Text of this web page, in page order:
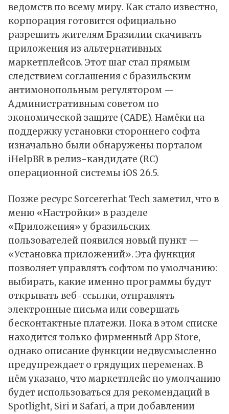
ведомств по всему миру. Как стало известно,
корпорация готовится официально
разрешить жителям Бразилии скачивать
приложения из альтернативных
маркетплейсов. Этот шаг стал прямым
следствием соглашения с бразильским
антимонопольным регулятором —
Административным советом по
экономической защите (CADE). Намёки на
поддержку установки стороннего софта
изначально были обнаружены порталом
iHelpBR в релиз-кандидате (RC)
операционной системы iOS 26.5.
Позже ресурс Sorcererhat Tech заметил, что в
меню «Настройки» в разделе
«Приложения» у бразильских
пользователей появился новый пункт —
«Установка приложений». Эта функция
позволяет управлять софтом по умолчанию:
выбирать, какие именно программы будут
открывать веб-ссылки, отправлять
электронные письма или совершать
бесконтактные платежи. Пока в этом списке
находится только фирменный App Store,
однако описание функции недвусмысленно
предупреждает о грядущих переменах. В
нём указано, что маркетплейс по умолчанию
будет использоваться для рекомендаций в
Spotlight, Siri и Safari, а при добавлении